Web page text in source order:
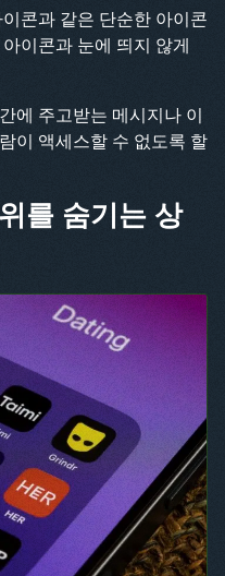
콘과 같은 단순한 아이콘
이콘과 눈에 띄지 않게
에 주고받는 메시지나 이
이 액세스할 수 없도록 할
를 숨기는 상